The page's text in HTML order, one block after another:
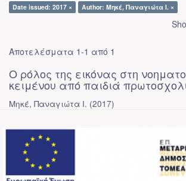
Date issued: 2017 × Author: Μηκέ, Παναγιώτα Ι. ×
Αποτελέσματα 1-1 από 1
Ο ρόλος της εικόνας στη
κειμένου από παιδιά
Μηκέ, Παναγιώτα Ι. (2017)